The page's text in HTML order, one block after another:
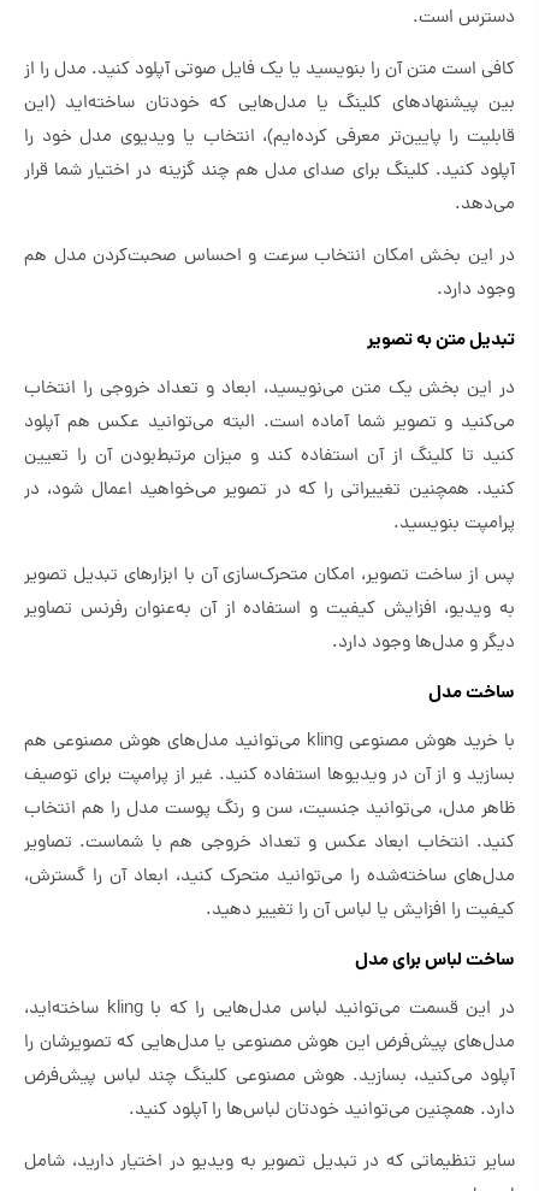
دسترس است.
کافی است متن آن را بنویسید یا یک فایل صوتی آپلود کنید. مدل را از
بین پیشنهادهای کلینگ یا مدل‌هایی که خودتان ساخته‌اید (این
قابلیت را پایین‌تر معرفی کرده‌ایم)، انتخاب یا ویدیوی مدل خود را
آپلود کنید. کلینگ برای صدای مدل هم چند گزینه در اختیار شما قرار
می‌دهد.
در این بخش امکان انتخاب سرعت و احساس صحبت‌کردن مدل هم
وجود دارد.
تبدیل متن به تصویر
در این بخش یک متن می‌نویسید، ابعاد و تعداد خروجی را انتخاب
می‌کنید و تصویر شما آماده است. البته می‌توانید عکس هم آپلود
کنید تا کلینگ از آن استفاده کند و میزان مرتبط‌بودن آن را تعیین
کنید. همچنین تغییراتی را که در تصویر می‌خواهید اعمال شود، در
پرامپت بنویسید.
پس از ساخت تصویر، امکان متحرک‌سازی آن با ابزارهای تبدیل تصویر
به ویدیو، افزایش کیفیت و استفاده از آن به‌عنوان رفرنس تصاویر
دیگر و مدل‌ها وجود دارد.
ساخت مدل
با خرید هوش مصنوعی kling می‌توانید مدل‌های هوش مصنوعی هم
بسازید و از آن در ویدیوها استفاده کنید. غیر از پرامپت برای توصیف
ظاهر مدل، می‌توانید جنسیت، سن و رنگ پوست مدل را هم انتخاب
کنید. انتخاب ابعاد عکس و تعداد خروجی هم با شماست. تصاویر
مدل‌های ساخته‌شده را می‌توانید متحرک کنید، ابعاد آن را گسترش،
کیفیت را افزایش یا لباس آن را تغییر دهید.
ساخت لباس برای مدل
در این قسمت می‌توانید لباس مدل‌هایی را که با kling ساخته‌اید،
مدل‌های پیش‌فرض این هوش مصنوعی یا مدل‌هایی که تصویرشان را
آپلود می‌کنید، بسازید. هوش مصنوعی کلینگ چند لباس پیش‌فرض
دارد. همچنین می‌توانید خودتان لباس‌ها را آپلود کنید.
سایر تنظیماتی که در تبدیل تصویر به ویدیو در اختیار دارید، شامل